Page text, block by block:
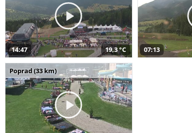
14:47 19,3 °C 07:13
Poprad (33 km)